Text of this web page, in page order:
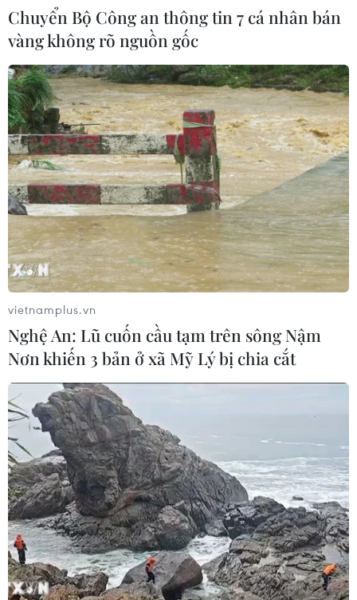
Chuyển Bộ Công an thông tin 7 cá nhân bán
vàng không rõ nguồn gốc
vietnamplus.vn
Nghệ An: Lũ cuốn cầu tạm trên sông Nậm
Nơn khiến 3 bản ở xã Mỹ Lý bị chia cắt